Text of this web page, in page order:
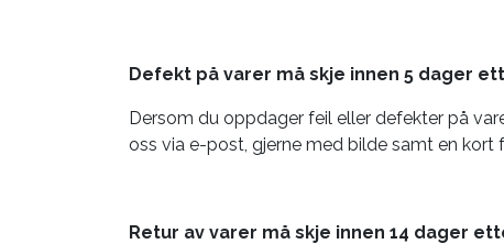
Defekt på varer må skje innen 5 dager
Dersom du oppdager feil eller defekter på
oss via e-post, gjerne med bilde samt en kort
Retur av varer må skje innen 14 dager